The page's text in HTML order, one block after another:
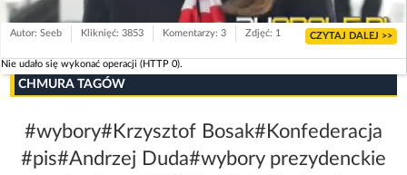
Autor: Seeb Kliknięć: 3853 Komentarzy: 3 Zdjęć: 1 CZYTAJ DALEJ >>
Nie udało się wykonać operacji (HTTP 0).
CHMURA TAGÓW
#wybory#Krzysztof Bosak#Konfederacja
#pis#Andrzej Duda#wybory prezydenckie